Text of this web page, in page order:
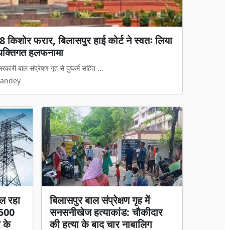
को गोलियों से भूना; 7 घायल, हमलावर
आज दिनदहाड़े ऐसी वारदात हुई जिसने कानून-व्...
रहा
के
बिलासपुर बाल संप्रेक्षण गृह में
सनसनीखेज हत्याकांड: चौकीदार
की हत्या के बाद चार नाबालिग